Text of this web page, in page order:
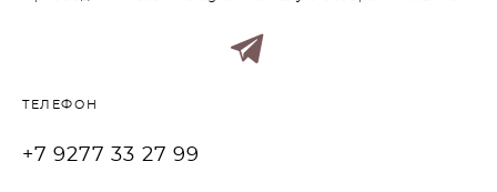
ТЕЛЕФОН
+7 9277 33 27 99